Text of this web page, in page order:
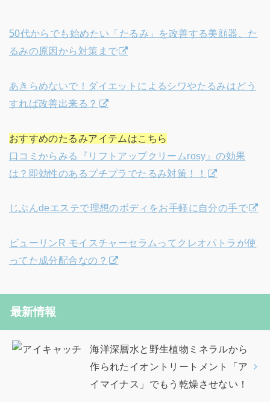
50代からでも始めたい「たるみ」を改善する美顔器、た
るみの原因から対策まで
あきらめないで！ダイエットによるシワやたるみはどう
すれば改善出来る？
おすすめのたるみアイテムはこちら
口コミからみる『リフトアップクリームrosy』の効果
は？即効性のあるプチプラでたるみ対策！！
じぶんdeエステで理想のボディをお手軽に自分の手で
ビューリンR モイスチャーセラムってクレオパトラが使
ってた成分配合なの？
最新情報
海洋深層水と野生植物ミネラルから
作られたイオントリートメント「ア
イマイナス」でもう乾燥させない！